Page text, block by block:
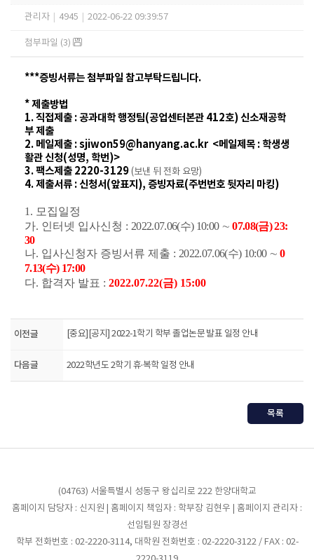
관리자 4945 2022-06-22 09:39:57
첨부파일 (3)
***증빙서류는 첨부파일 참고부탁드립니다.
* 제출방법
1.직접제출 : 공과대학 행정팀(공업센터본관 412호) 신소재공학
부 제출
2. 메일제출 : sjiwon59@hanyang.ac.kr <메일제목 : 학생생
활관 신청(성명, 학번)>
3. 팩스제출 2220-3129(보낸 뒤 전화 요망)
4. 제출서류 : 신청서(앞표지) , 증빙자료(주번번호 뒷자리 마킹)
1. 모집일정
가. 인터넷 입사신청 : 2022.07.06(수) 10:00 ∼ 07.08(금) 23:
30
나. 입사신청자 증빙서류 제출 : 2022.07.06(수) 10:00 ∼ 0
7.13(수) 17:00
다. 합격자 발표 : 2022.07.22(금) 15:00
이전글 [중요][공지] 2022-1학기 학부 졸업논문 발표 일정 안내
다음글 2022학년도 2학기 휴·복학 일정 안내
목록
(04763) 서울특별시 성동구 왕십리로 222 한양대학교
홈페이지 담당자 : 신지원 | 홈페이지 책임자 : 학부장 김현우 | 홈페이지 관리자 :
선임팀원 장경선
학부 전화번호 : 02-2220-3114, 대학원 전화번호 : 02-2220-3122 / FAX : 02-